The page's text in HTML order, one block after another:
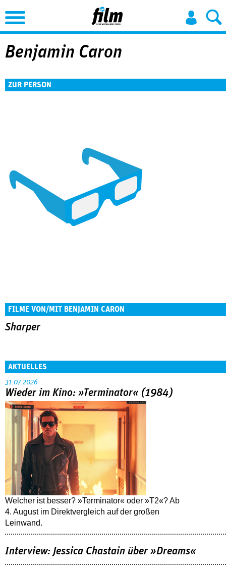
Jump to Navigation
Benjamin Caron
ZUR PERSON
FILME VON/MIT BENJAMIN CARON
Sharper
AKTUELLES
31.07.2026
Wieder im Kino: »Terminator« (1984)
Welcher ist besser? »Terminator« oder »T2«? Ab
4. August im Direktvergleich auf der großen
Leinwand.
Interview: Jessica Chastain über »Dreams«